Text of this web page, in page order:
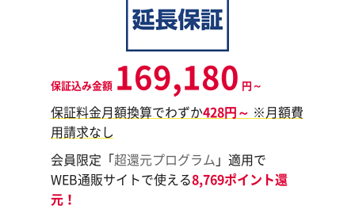
保証込み金額 169,180 円～
保証料金月額換算でわずか428円～ ※月額費
用請求なし
会員限定「超還元プログラム 」適用で
WEB通販サイトで使える8,769ポイント還
元！